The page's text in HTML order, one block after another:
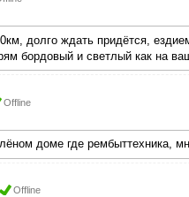
долго ждать придётся,
бордовый и светлый как на
Offline
доме где рембыттехника,
Offline